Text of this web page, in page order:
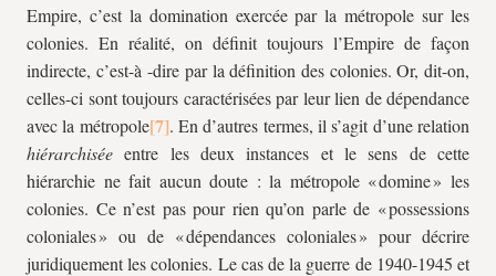
Empire, c’est la domination exercée par la métropole sur les
colonies. En réalité, on définit toujours l’Empire de façon
indirecte, c’est-à -dire par la définition des colonies. Or, dit-on,
celles-ci sont toujours caractérisées par leur lien de dépendance
avec la métropole
. En d’autres termes, il s’agit d’une relation
hiérarchisée entre les deux instances et le sens de cette
hiérarchie ne fait aucun doute : la métropole « domine » les
colonies. Ce n’est pas pour rien qu’on parle de « possessions
coloniales » ou de « dépendances coloniales » pour décrire
juridiquement les colonies. Le cas de la guerre de 1940-1945 et